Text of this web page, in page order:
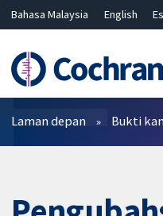
Bahasa Malaysia English
Hrvatski
Deutsch ไทย
简体中文
Penapis
Laman depan Bukti